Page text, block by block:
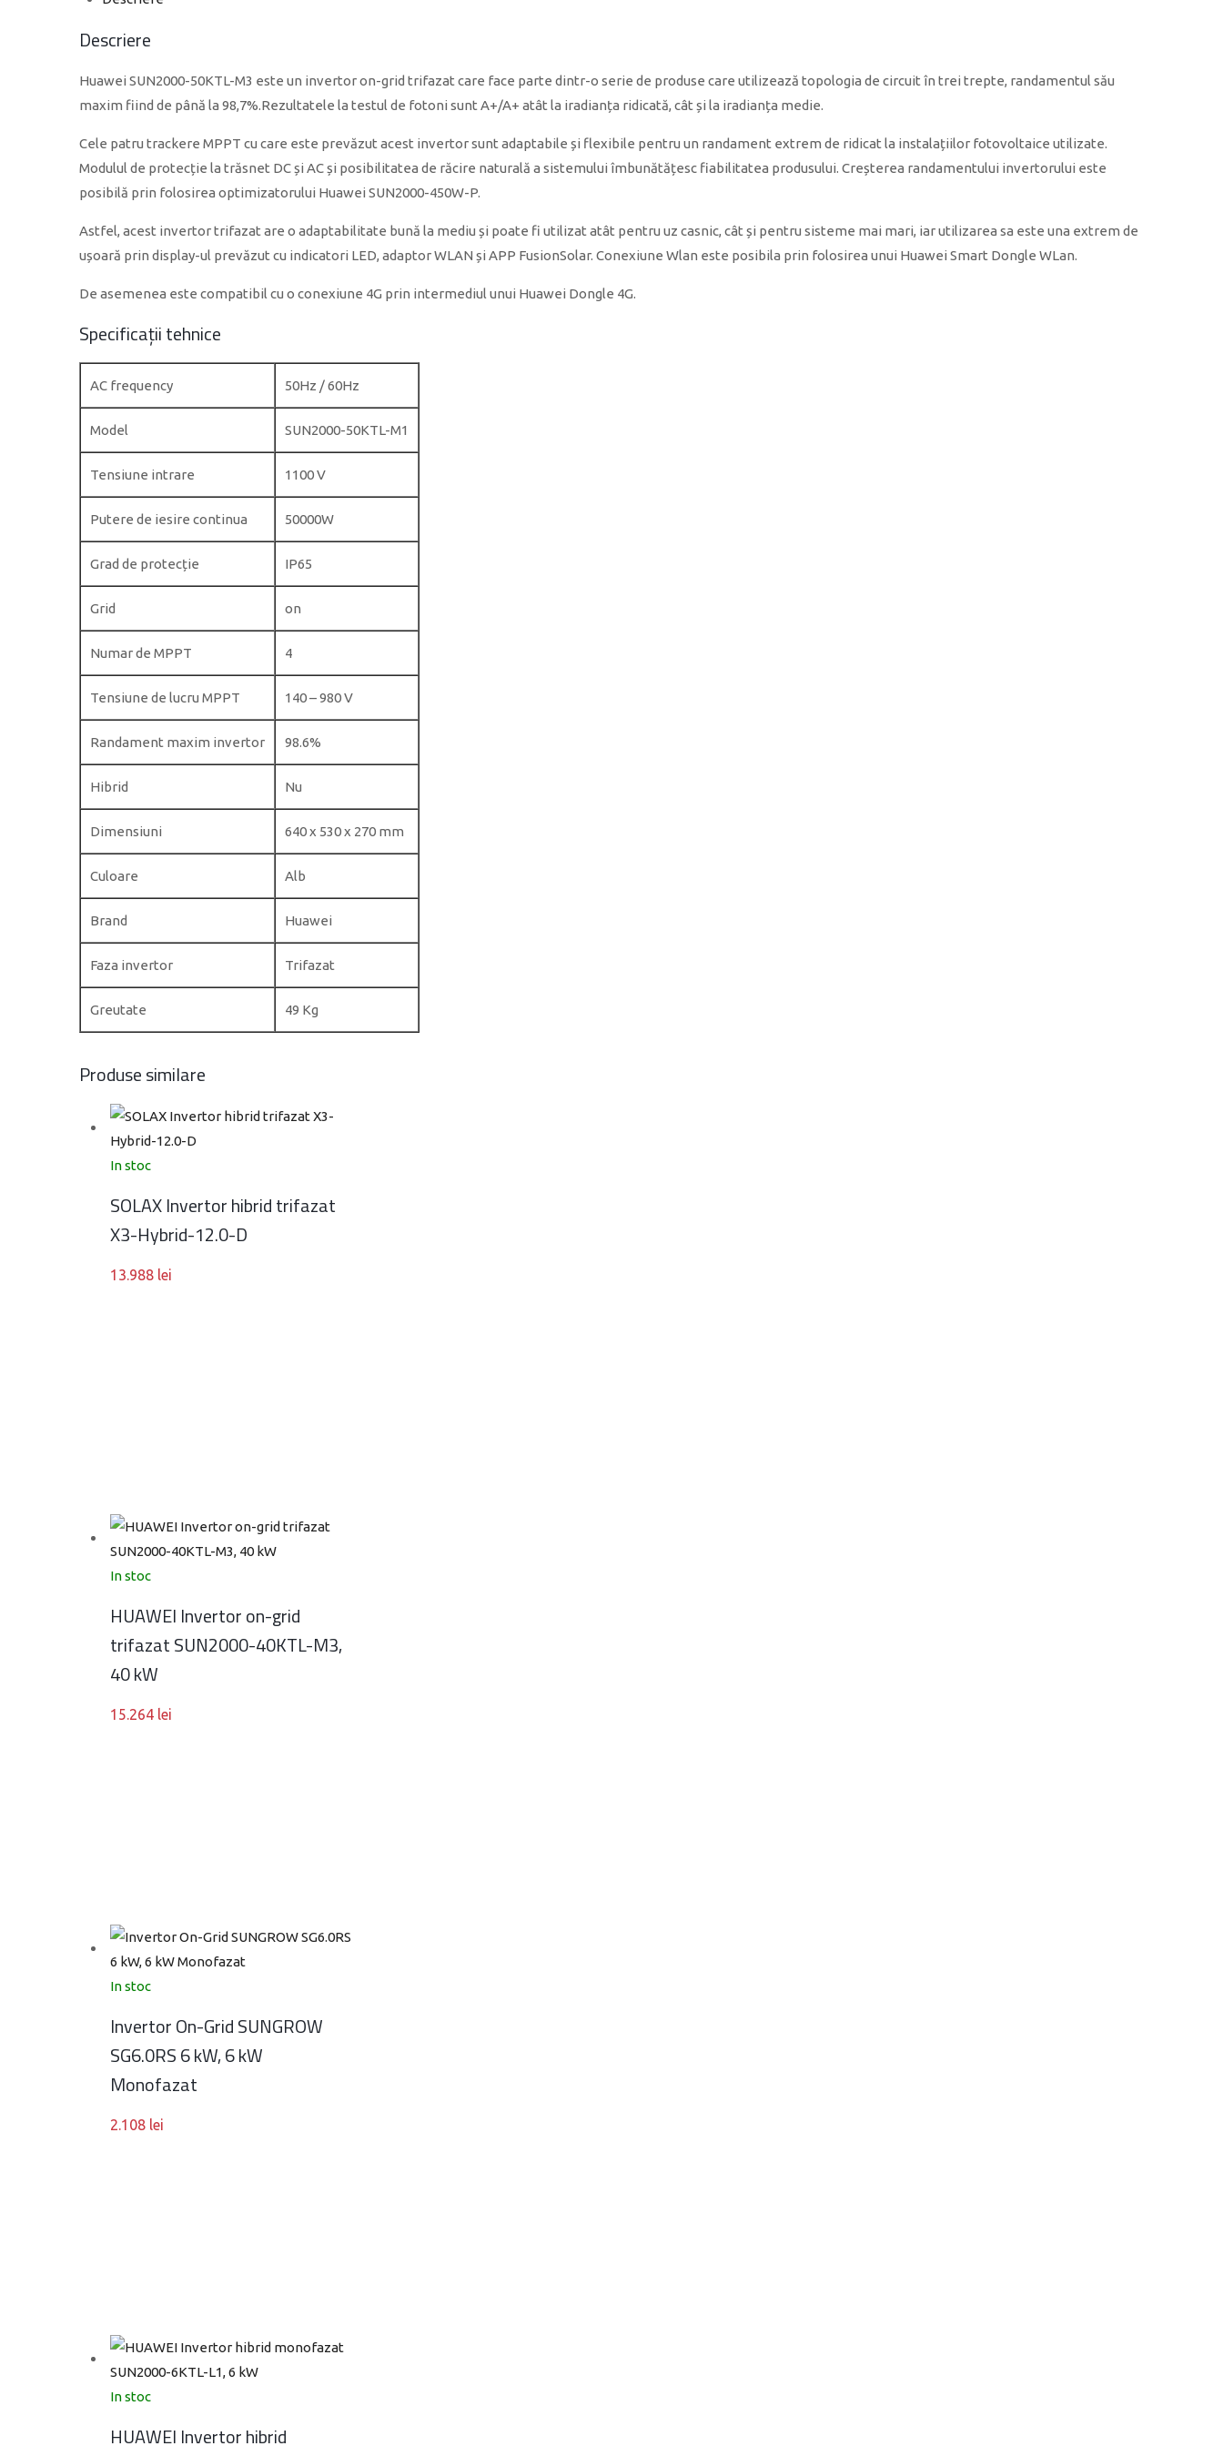
Descriere
Huawei SUN2000-50KTL-M3 este un invertor on-grid trifazat care face parte dintr-o serie de produse care utilizează topologia de circuit în trei trepte, randamentul său
maxim fiind de până la 98,7%.Rezultatele la testul de fotoni sunt A+/A+ atât la iradianța ridicată, cât și la iradianța medie.
Cele patru trackere MPPT cu care este prevăzut acest invertor sunt adaptabile și flexibile pentru un randament extrem de ridicat la instalațiilor fotovoltaice utilizate.
Modulul de protecție la trăsnet DC și AC și posibilitatea de răcire naturală a sistemului îmbunătățesc fiabilitatea produsului. Creșterea randamentului invertorului este
posibilă prin folosirea optimizatorului Huawei SUN2000-450W-P.
Astfel, acest invertor trifazat are o adaptabilitate bună la mediu și poate fi utilizat atât pentru uz casnic, cât și pentru sisteme mai mari, iar utilizarea sa este una extrem de
ușoară prin display-ul prevăzut cu indicatori LED, adaptor WLAN și APP FusionSolar. Conexiune Wlan este posibila prin folosirea unui Huawei Smart Dongle WLan.
De asemenea este compatibil cu o conexiune 4G prin intermediul unui Huawei Dongle 4G.
Specificații tehnice
AC frequency 50Hz / 60Hz
Model SUN2000-50KTL-M1
Tensiune intrare 1100 V
Putere de iesire continua 50000W
Grad de protecție IP65
Grid on
Numar de MPPT 4
Tensiune de lucru MPPT 140 – 980 V
Randament maxim invertor 98.6%
Hibrid Nu
Dimensiuni 640 x 530 x 270 mm
Culoare Alb
Brand Huawei
Faza invertor Trifazat
Greutate 49 Kg
Produse similare
In stoc
SOLAX Invertor hibrid trifazat
X3-Hybrid-12.0-D
13.988 lei
In stoc
HUAWEI Invertor on-grid
trifazat SUN2000-40KTL-M3,
40 kW
15.264 lei
In stoc
Invertor On-Grid SUNGROW
SG6.0RS 6 kW, 6 kW
Monofazat
2.108 lei
In stoc
HUAWEI Invertor hibrid